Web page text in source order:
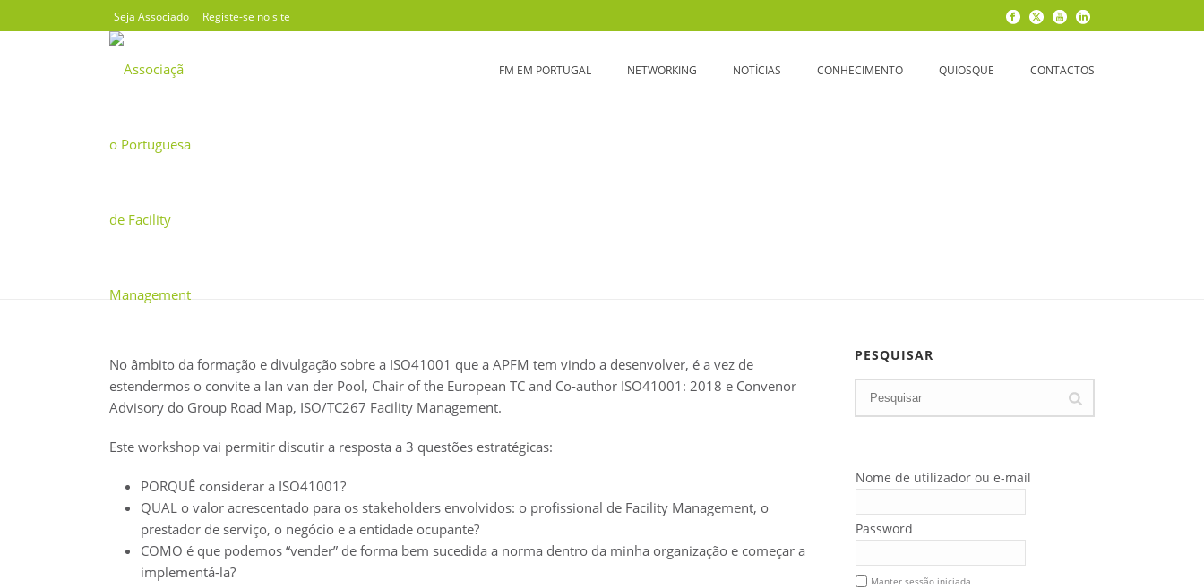
Seja Associado Registe-se no site
FM EM PORTUGAL NETWORKING NOTÍCIAS CONHECIMENTO QUIOSQUE CONTACTOS
No âmbito da formação e divulgação sobre a ISO41001 que a APFM tem vindo a desenvolver, é a vez de
estendermos o convite a Ian van der Pool, Chair of the European TC and Co-author ISO41001: 2018 e Convenor
Advisory do Group Road Map, ISO/TC267 Facility Management.
Este workshop vai permitir discutir a resposta a 3 questões estratégicas:
PORQUÊ considerar a ISO41001?
QUAL o valor acrescentado para os stakeholders envolvidos: o profissional de Facility Management, o
prestador de serviço, o negócio e a entidade ocupante?
COMO é que podemos “vender” de forma bem sucedida a norma dentro da minha organização e começar a
implementá-la?
PESQUISAR
Nome de utilizador ou e-mail
Password
Manter sessão iniciada